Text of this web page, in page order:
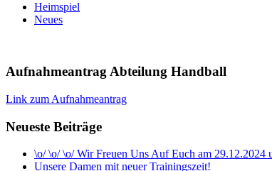
Heimspiel
Neues
Aufnahmeantrag Abteilung Handball
Link zum Aufnahmeantrag
Neueste Beiträge
\o/ \o/ \o/ Wir Freuen Uns Auf Euch am
Unsere Damen mit neuer Trainingszeit!